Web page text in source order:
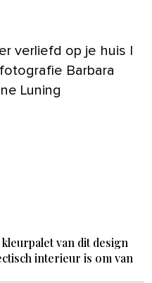
verliefd op je huis |
Barbara
Luning
van dit design
interieur is om van